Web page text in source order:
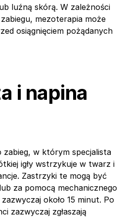
luźną skórą. W zależności
mezoterapia może
osiągnięciem pożądanych
i napina
zabieg, w którym specjalista
igły wstrzykuje w twarz i
Zastrzyki te mogą być
za pomocą mechanicznego
około 15 minut. Po
zazwyczaj zgłaszają